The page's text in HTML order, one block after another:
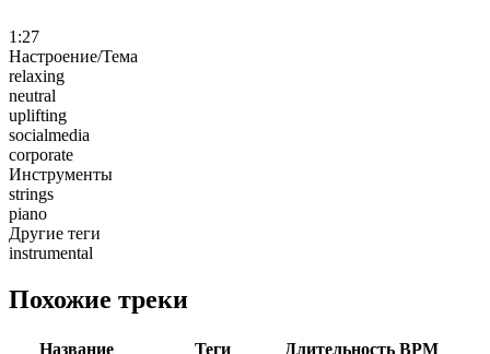
1:27
Настроение/Тема
relaxing
neutral
uplifting
socialmedia
corporate
Инструменты
strings
piano
Другие теги
instrumental
Похожие треки
Название Теги Длительность BPM